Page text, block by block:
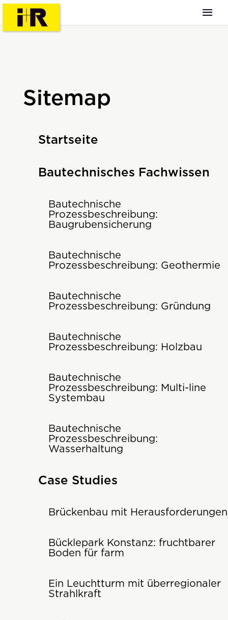
Sitemap
Startseite
Bautechnisches Fachwissen
Bautechnische
Prozessbeschreibung:
Baugrubensicherung
Bautechnische
Prozessbeschreibung: Geothermie
Bautechnische
Prozessbeschreibung: Gründung
Bautechnische
Prozessbeschreibung: Holzbau
Bautechnische
Prozessbeschreibung: Multi-line
Systembau
Bautechnische
Prozessbeschreibung:
Wasserhaltung
Case Studies
Brückenbau mit Herausforderungen
Bücklepark Konstanz: fruchtbarer
Boden für farm
Ein Leuchtturm mit überregionaler
Strahlkraft